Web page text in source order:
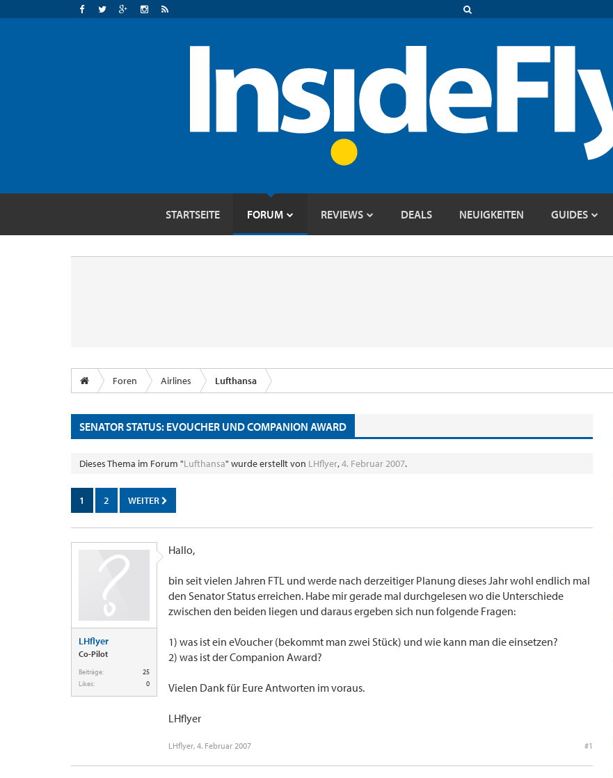
STARTSEITE FORUM REVIEWS DEALS NEUIGKEITEN GUIDES
Foren Airlines Lufthansa
SENATOR STATUS: EVOUCHER UND COMPANION AWARD
Dieses Thema im Forum "Lufthansa" wurde erstellt von LHflyer,4. Februar 2007.
1 2 WEITER
LHflyer
Co-Pilot
Beiträge:
25
Likes:
0
Hallo,
bin seit vielen Jahren FTL und werde nach derzeitiger Planung dieses Jahr wohl endlich mal
den Senator Status erreichen. Habe mir gerade mal durchgelesen wo die Unterschiede
zwischen den beiden liegen und daraus ergeben sich nun folgende Fragen:
1) was ist ein eVoucher (bekommt man zwei Stück) und wie kann man die einsetzen?
2) was ist der Companion Award?
Vielen Dank für Eure Antworten im voraus.
LHflyer
LHflyer, 4. Februar 2007 #1